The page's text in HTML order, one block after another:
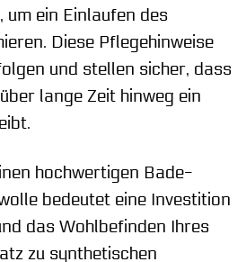
um ein Einlaufen des
Diese Pflegehinweise
und stellen sicher, dass
lange Zeit hinweg ein
hochwertigen Bade-
bedeutet eine Investition
das Wohlbefinden Ihres
zu synthetischen